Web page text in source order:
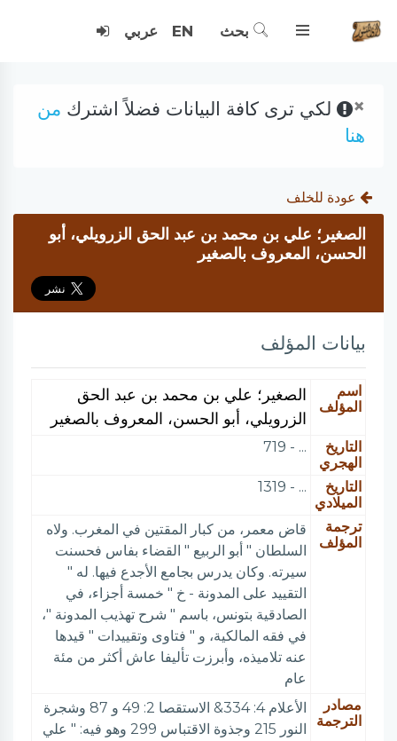
بحث EN عربي
× لكي ترى كافة البيانات فضلاً اشترك من
هنا
عودة للخلف
الصغير؛ علي بن محمد بن عبد الحق الزرويلي، أبو
الحسن، المعروف بالصغير
بيانات المؤلف
اسم
المؤلف
الصغير؛ علي بن محمد بن عبد الحق
الزرويلي، أبو الحسن، المعروف بالصغير
التاريخ
الهجري
... - 719
التاريخ
الميلادي
... - 1319
ترجمة
المؤلف
قاض معمر، من كبار المقتين في المغرب. ولاه
السلطان " أبو الربيع " القضاء بفاس فحسنت
سيرته. وكان يدرس بجامع الأجدع فيها. له "
التقييد على المدونة - خ " خمسة أجزاء، في
الصادقية بتونس، باسم " شرح تهذيب المدونة "،
في فقه المالكية، و " فتاوى وتقييدات " قيدها
عنه تلاميذه، وأبرزت تأليفا عاش أكثر من مئة
عام
مصادر
الترجمة
الأعلام 4: 334& الاستقصا 2: 49 و 87 وشجرة
النور 215 وجذوة الاقتباس 299 وهو فيه: " علي